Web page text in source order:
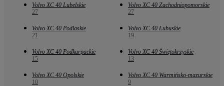
Volvo XC 40 Lubelskie
27
Volvo XC 40 Zachodniopomorskie
27
Volvo XC 40 Podlaskie
21
Volvo XC 40 Lubuskie
19
Volvo XC 40 Podkarpackie
15
Volvo XC 40 Świętokrzyskie
13
Volvo XC 40 Opolskie
10
Volvo XC 40 Warmińsko-mazurskie
9